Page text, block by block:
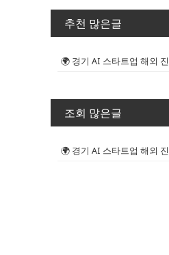
추천 많은글
조회 많은글